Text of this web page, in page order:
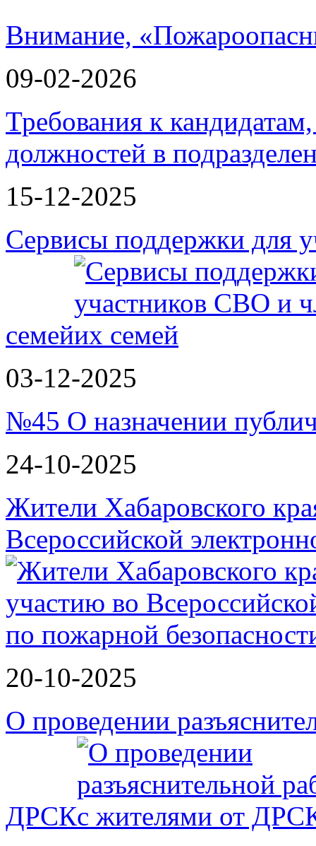
Внимание,
09-02-2026
Требования к
должностей в
15-12-2025
Сервисы поддержки для
семей
03-12-2025
№45 О назначении
24-10-2025
Жители Хабаровского
Всероссийской
20-10-2025
О проведении
ДРСК